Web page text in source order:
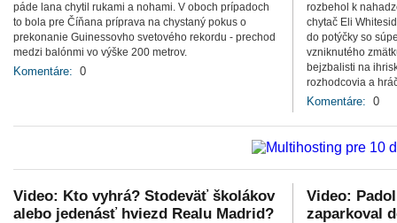
páde lana chytil rukami a nohami. V oboch prípadoch
to bola pre Číňana príprava na chystaný pokus o
prekonanie Guinessovho svetového rekordu - prechod
medzi balónmi vo výške 200 metrov.
Komentáre: 0
rozbehol k
chytač Eli
do potýčky so
vzniknutého
bejzbalisti na
rozhodcovia a
Komentáre: 0
Video: Kto vyhrá? Stodeväť školákov
alebo jedenásť hviezd Realu Madrid?
Video:
zaparkoval